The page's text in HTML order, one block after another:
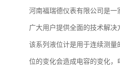
河南福瑞德仪表有限公司是
广大用户提供全面的技术解决
该系列液位计是用于连续测
位的变化会造成电容的变化